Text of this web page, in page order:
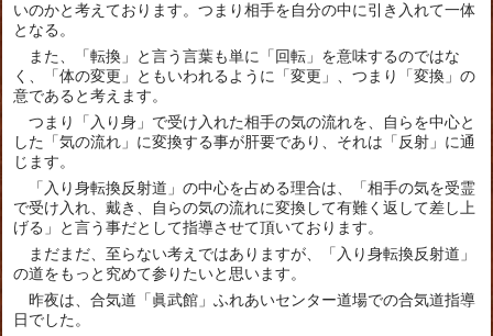
いのかと考えております。つまり相手を自分の中に引き入れて一体
となる。
また、「転換」と言う言葉も単に「回転」を意味するのではな
く、「体の変更」ともいわれるように「変更」、つまり「変換」の
意であると考えます。
つまり「入り身」で受け入れた相手の気の流れを、自らを中心と
した「気の流れ」に変換する事が肝要であり、それは「反射」に通
じます。
「入り身転換反射道」の中心を占める理合は、「相手の気を受霊
で受け入れ、戴き、自らの気の流れに変換して有難く返して差し上
げる」と言う事だとして指導させて頂いております。
まだまだ、至らない考えではありますが、「入り身転換反射道」
の道をもっと究めて参りたいと思います。
昨夜は、合気道「眞武館」ふれあいセンター道場での合気道指導
日でした。